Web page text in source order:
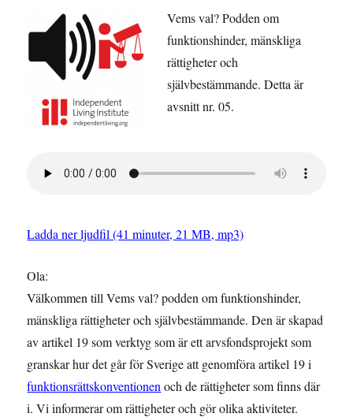
Vems val? Podden om
funktionshinder, mänskliga
rättigheter och
självbestämmande. Detta är
avsnitt nr. 05.
Ladda ner ljudfil (41 minuter, 21 MB, mp3)
Ola:
Välkommen till Vems val? podden om funktionshinder,
mänskliga rättigheter och självbestämmande. Den är skapad
av artikel 19 som verktyg som är ett arvsfondsprojekt som
granskar hur det går för Sverige att genomföra artikel 19 i
funktionsrättskonventionen och de rättigheter som finns där
i. Vi informerar om rättigheter och gör olika aktiviteter.